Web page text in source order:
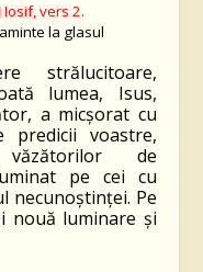
vers 2.
la glasul
strălucitoare,
lumea, Isus,
a micşorat cu
predicii voastre,
văzătorilor de
pe cei cu
necunoştinţei. Pe
nouă luminare şi